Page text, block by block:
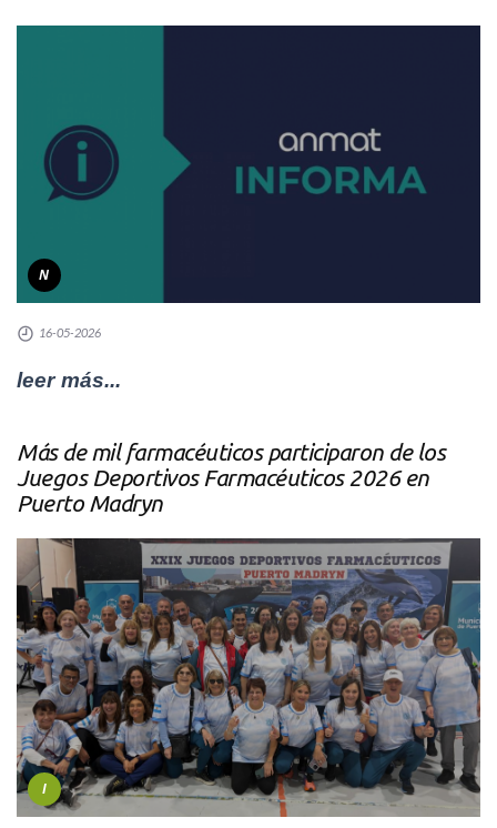
N
16-05-2026
leer más...
Más de mil farmacéuticos participaron de los
Juegos Deportivos Farmacéuticos 2026 en
Puerto Madryn
I